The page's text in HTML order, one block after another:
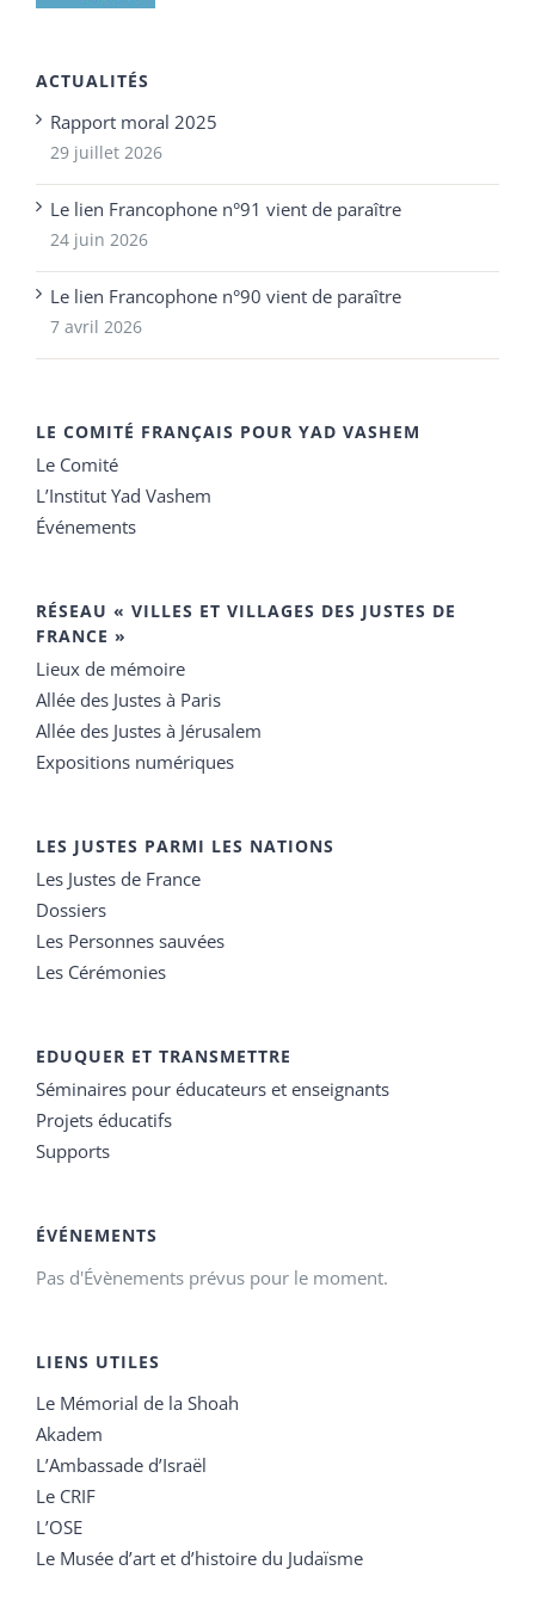
ACTUALITÉS
Rapport moral 2025
29 juillet 2026
Le lien Francophone n°91 vient de paraître
24 juin 2026
Le lien Francophone n°90 vient de paraître
7 avril 2026
LE COMITÉ FRANÇAIS POUR YAD VASHEM
Le Comité
L’Institut Yad Vashem
Événements
RÉSEAU « VILLES ET VILLAGES DES JUSTES DE
FRANCE »
Lieux de mémoire
Allée des Justes à Paris
Allée des Justes à Jérusalem
Expositions numériques
LES JUSTES PARMI LES NATIONS
Les Justes de France
Dossiers
Les Personnes sauvées
Les Cérémonies
EDUQUER ET TRANSMETTRE
Séminaires pour éducateurs et enseignants
Projets éducatifs
Supports
ÉVÉNEMENTS
Pas d'Évènements prévus pour le moment.
LIENS UTILES
Le Mémorial de la Shoah
Akadem
L’Ambassade d’Israël
Le CRIF
L’OSE
Le Musée d’art et d’histoire du Judaïsme